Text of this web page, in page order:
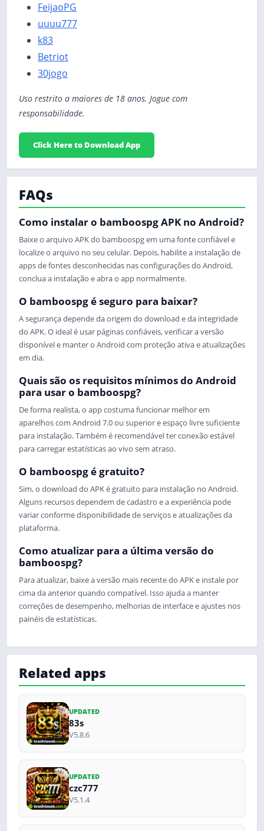
FeijaoPG
uuuu777
k83
Betriot
30jogo
Uso restrito a maiores de 18 anos. Jogue com
responsabilidade.
Click Here to Download App
FAQs
Como instalar o bamboospg APK no Android?
Baixe o arquivo APK do bamboospg em uma fonte confiável e
localize o arquivo no seu celular. Depois, habilite a instalação de
apps de fontes desconhecidas nas configurações do Android,
conclua a instalação e abra o app normalmente.
O bamboospg é seguro para baixar?
A segurança depende da origem do download e da integridade
do APK. O ideal é usar páginas confiáveis, verificar a versão
disponível e manter o Android com proteção ativa e atualizações
em dia.
Quais são os requisitos mínimos do Android
para usar o bamboospg?
De forma realista, o app costuma funcionar melhor em
aparelhos com Android 7.0 ou superior e espaço livre suficiente
para instalação. Também é recomendável ter conexão estável
para carregar estatísticas ao vivo sem atraso.
O bamboospg é gratuito?
Sim, o download do APK é gratuito para instalação no Android.
Alguns recursos dependem de cadastro e a experiência pode
variar conforme disponibilidade de serviços e atualizações da
plataforma.
Como atualizar para a última versão do
bamboospg?
Para atualizar, baixe a versão mais recente do APK e instale por
cima da anterior quando compatível. Isso ajuda a manter
correções de desempenho, melhorias de interface e ajustes nos
painéis de estatísticas.
Related apps
UPDATED
83s
V5.8.6
UPDATED
czc777
V5.1.4